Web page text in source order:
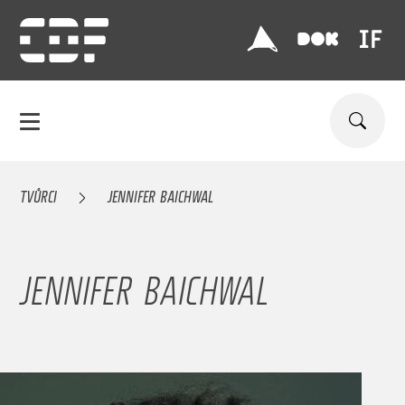
TVŮRCI JENNIFER BAICHWAL
JENNIFER BAICHWAL